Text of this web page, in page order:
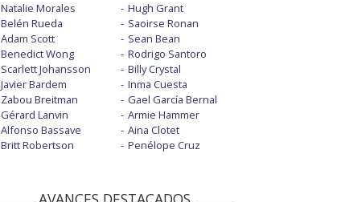
Natalie Morales
Belén Rueda
Adam Scott
Benedict Wong
Scarlett Johansson
Javier Bardem
Zabou Breitman
Gérard Lanvin
Alfonso Bassave
Britt Robertson
Hugh Grant
Saoirse Ronan
Sean Bean
Rodrigo Santoro
Billy Crystal
Inma Cuesta
Gael García Bernal
Armie Hammer
Aina Clotet
Penélope Cruz